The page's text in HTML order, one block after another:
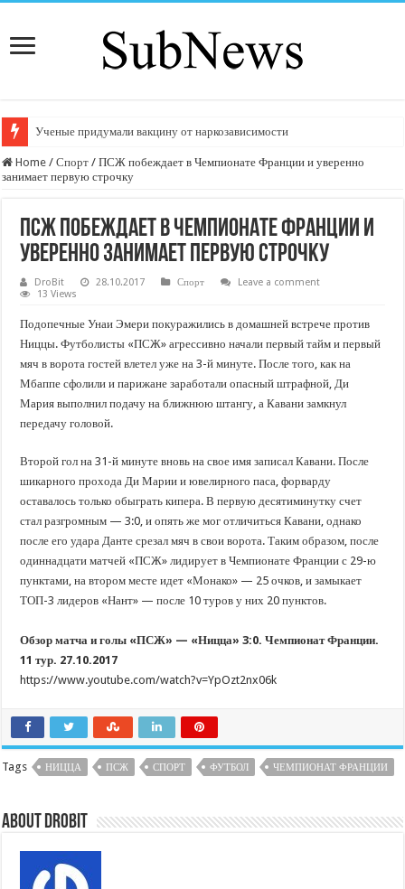
Ученые придумали вакцину от наркозависимости
Home / Спорт / ПСЖ побеждает в Чемпионате Франции и уверенно
занимает первую строчку
ПСЖ побеждает в Чемпионате Франции и
уверенно занимает первую строчку
DroBit 28.10.2017 Спорт
Leave a comment
13 Views
Подопечные Унаи Эмери покуражились в домашней встрече против
Ниццы. Футболисты «ПСЖ» агрессивно начали первый тайм и первый
мяч в ворота гостей влетел уже на 3-й минуте. После того, как на
Мбаппе сфолили и парижане заработали опасный штрафной, Ди
Мария выполнил подачу на ближнюю штангу, а Кавани замкнул
передачу головой.
Второй гол на 31-й минуте вновь на свое имя записал Кавани. После
шикарного прохода Ди Марии и ювелирного паса, форварду
оставалось только обыграть кипера. В первую десятиминутку счет
стал разгромным — 3:0, и опять же мог отличиться Кавани, однако
после его удара Данте срезал мяч в свои ворота. Таким образом, после
одиннадцати матчей «ПСЖ» лидирует в Чемпионате Франции с 29-ю
пунктами, на втором месте идет «Монако» — 25 очков, и замыкает
ТОП-3 лидеров «Нант» — после 10 туров у них 20 пунктов.
Обзор матча и голы «ПСЖ» — «Ницца» 3:0. Чемпионат Франции.
11 тур. 27.10.2017
https://www.youtube.com/watch?v=YpOzt2nx06k
Tags НИЦЦА ПСЖ СПОРТ ФУТБОЛ ЧЕМПИОНАТ ФРАНЦИИ
About DroBit